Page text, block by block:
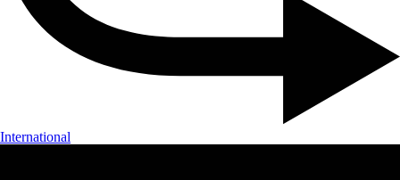
International